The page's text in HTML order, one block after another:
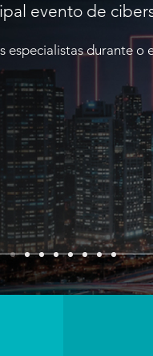
evento de
especialistas durante o